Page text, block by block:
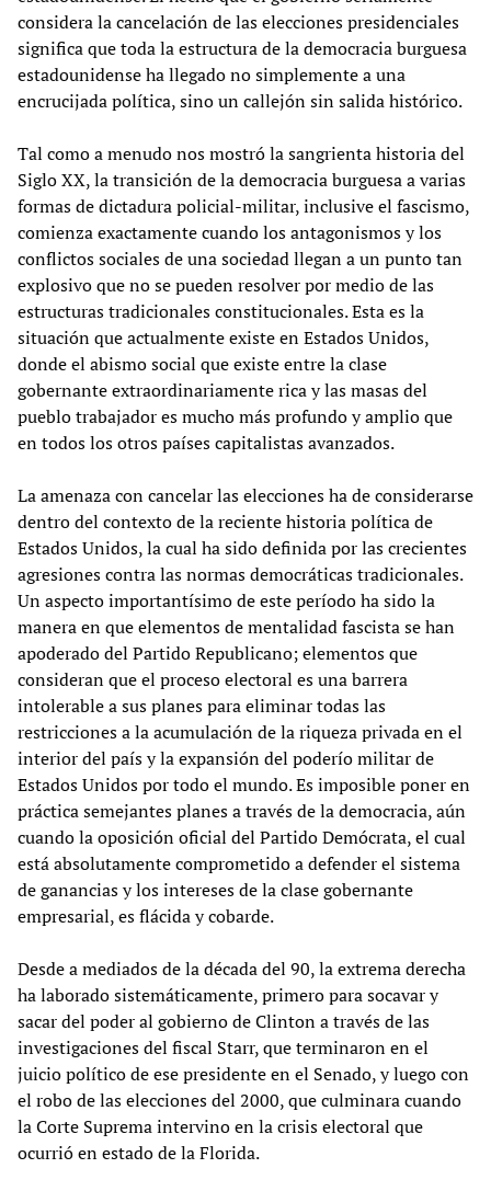
considera la cancelación de las elecciones presidenciales
significa que toda la estructura de la democracia burguesa
estadounidense ha llegado no simplemente a una
encrucijada política, sino un callejón sin salida histórico.
Tal como a menudo nos mostró la sangrienta historia del
Siglo XX, la transición de la democracia burguesa a varias
formas de dictadura policial-militar, inclusive el fascismo,
comienza exactamente cuando los antagonismos y los
conflictos sociales de una sociedad llegan a un punto tan
explosivo que no se pueden resolver por medio de las
estructuras tradicionales constitucionales. Esta es la
situación que actualmente existe en Estados Unidos,
donde el abismo social que existe entre la clase
gobernante extraordinariamente rica y las masas del
pueblo trabajador es mucho más profundo y amplio que
en todos los otros países capitalistas avanzados.
La amenaza con cancelar las elecciones ha de considerarse
dentro del contexto de la reciente historia política de
Estados Unidos, la cual ha sido definida por las crecientes
agresiones contra las normas democráticas tradicionales.
Un aspecto importantísimo de este período ha sido la
manera en que elementos de mentalidad fascista se han
apoderado del Partido Republicano; elementos que
consideran que el proceso electoral es una barrera
intolerable a sus planes para eliminar todas las
restricciones a la acumulación de la riqueza privada en el
interior del país y la expansión del poderío militar de
Estados Unidos por todo el mundo. Es imposible poner en
práctica semejantes planes a través de la democracia, aún
cuando la oposición oficial del Partido Demócrata, el cual
está absolutamente comprometido a defender el sistema
de ganancias y los intereses de la clase gobernante
empresarial, es flácida y cobarde.
Desde a mediados de la década del 90, la extrema derecha
ha laborado sistemáticamente, primero para socavar y
sacar del poder al gobierno de Clinton a través de las
investigaciones del fiscal Starr, que terminaron en el
juicio político de ese presidente en el Senado, y luego con
el robo de las elecciones del 2000, que culminara cuando
la Corte Suprema intervino en la crisis electoral que
ocurrió en estado de la Florida.